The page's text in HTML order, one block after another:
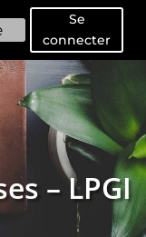
Se
connecter
– LPGI